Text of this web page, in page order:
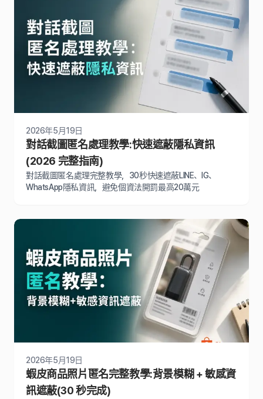
2026年5月19日
對話截圖匿名處理教學:快速遮蔽隱私資訊
(2026 完整指南)
對話截圖匿名處理完整教學，30秒快速遮蔽LINE、IG、
WhatsApp隱私資訊，避免個資法開罰最高20萬元
2026年5月19日
蝦皮商品照片匿名完整教學:背景模糊 + 敏感資
訊遮蔽(30 秒完成)